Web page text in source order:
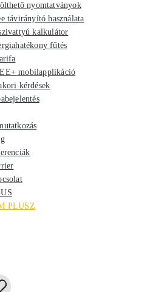
nyomtatványok
távirányító használata
kalkulátor
fűtés
mobilapplikáció
kérdések
PLUSZ